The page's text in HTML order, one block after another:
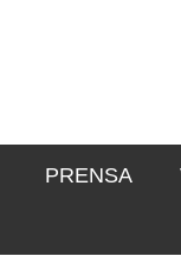
PRENSA